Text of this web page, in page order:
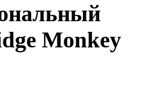
Monkey